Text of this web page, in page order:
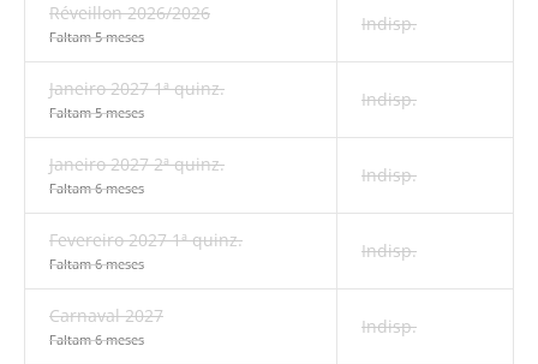
Réveillon 2026/2026
Faltam 5 meses
Indisp.
Janeiro 2027 1ª quinz.
Faltam 5 meses
Indisp.
Janeiro 2027 2ª quinz.
Faltam 6 meses
Indisp.
Fevereiro 2027 1ª quinz.
Faltam 6 meses
Indisp.
Carnaval 2027
Faltam 6 meses
Indisp.